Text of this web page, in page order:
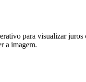
para visualizar
a imagem.